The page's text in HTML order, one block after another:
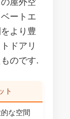
ートエ
より豊
ドアリ
のです.
ト
な空間